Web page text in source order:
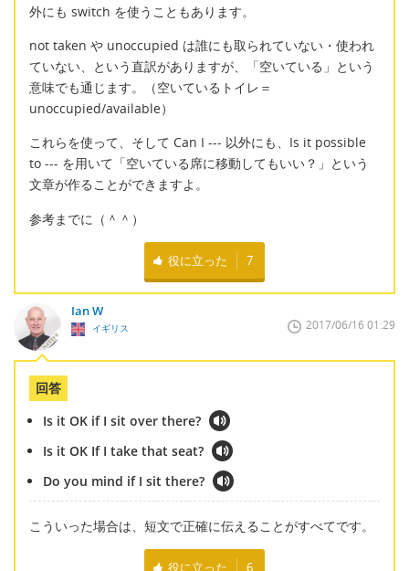
外にも switch を使うこともあります。
not taken や unoccupied は誰にも取られていない・使われ
ていない、という直訳がありますが、「空いている」という
意味でも通じます。（空いているトイレ＝
unoccupied/available）
これらを使って、そして Can I --- 以外にも、Is it possible
to --- を用いて「空いている席に移動してもいい？」という
文章が作ることができますよ。
参考までに（＾＾）
役に立った 7
Ian W
イギリス 2017/06/16 01:29
回答
Is it OK if I sit over there?
Is it OK If I take that seat?
Do you mind if I sit there?
こういった場合は、短文で正確に伝えることがすべてです。
役に立った 6